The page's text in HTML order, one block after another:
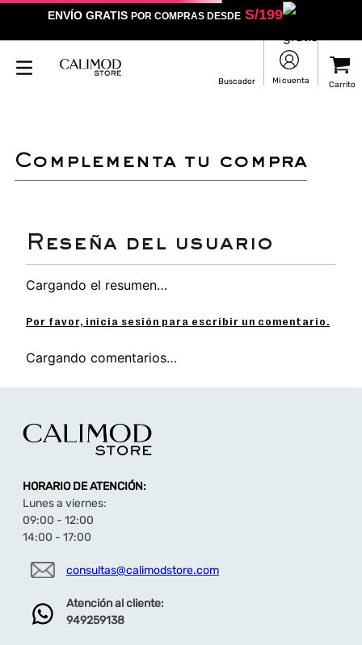
ENVÍO GRATIS POR COMPRAS DESDES/199
complementa tu compra
Cargando el resumen…
Por favor, inicia sesión para escribir un comentario.
Cargando comentarios…
HORARIO DE ATENCIÓN:
Lunes a viernes:
09:00 - 12:00
14:00 - 17:00
consultas@calimodstore.com
Atención al cliente:
949259138